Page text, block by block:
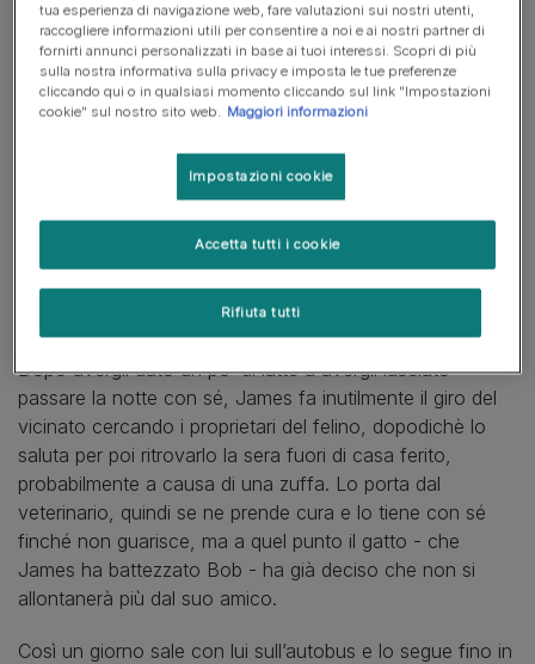
colore rosso con gli occhi verdi, che gli si intrufola in
casa e gli mangia i cereali.
Dopo avergli dato un po’ di latte a avergli lasciato
passare la notte con sé, James fa inutilmente il giro del
vicinato cercando i proprietari del felino, dopodichè lo
saluta per poi ritrovarlo la sera fuori di casa ferito,
probabilmente a causa di una zuffa. Lo porta dal
veterinario, quindi se ne prende cura e lo tiene con sé
finché non guarisce, ma a quel punto il gatto - che
James ha battezzato Bob - ha già deciso che non si
allontanerà più dal suo amico.
Così un giorno sale con lui sull’autobus e lo segue fino in
tua esperienza di navigazione web, fare valutazioni sui nostri utenti,
raccogliere informazioni utili per consentire a noi e ai nostri partner di
fornirti annunci personalizzati in base ai tuoi interessi. Scopri di più
sulla nostra informativa sulla privacy e imposta le tue preferenze
cliccando qui o in qualsiasi momento cliccando sul link "Impostazioni
cookie" sul nostro sito web. Maggiori informazioni
Impostazioni cookie
Rifiuta tutti
Accetta tutti i cookie